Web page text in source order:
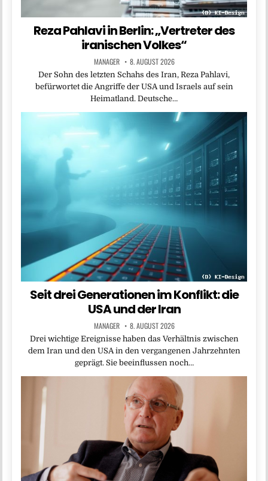
Reza Pahlavi in Berlin: „Vertreter des
iranischen Volkes“
MANAGER 8. AUGUST 2026
Der Sohn des letzten Schahs des Iran, Reza Pahlavi,
befürwortet die Angriffe der USA und Israels auf sein
Heimatland. Deutsche…
Seit drei Generationen im Konflikt: die
USA und der Iran
MANAGER 8. AUGUST 2026
Drei wichtige Ereignisse haben das Verhältnis zwischen
dem Iran und den USA in den vergangenen Jahrzehnten
geprägt. Sie beeinflussen noch…